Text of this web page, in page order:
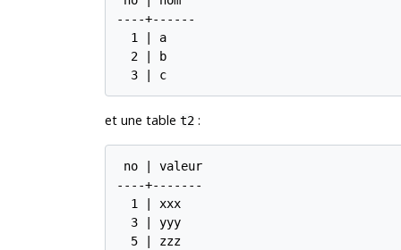
----+------
  1 | a
  2 | b
  3 | c
et une table t2:
no | valeur
----+-------
  1 | xxx
  3 | yyy
  5 | zzz